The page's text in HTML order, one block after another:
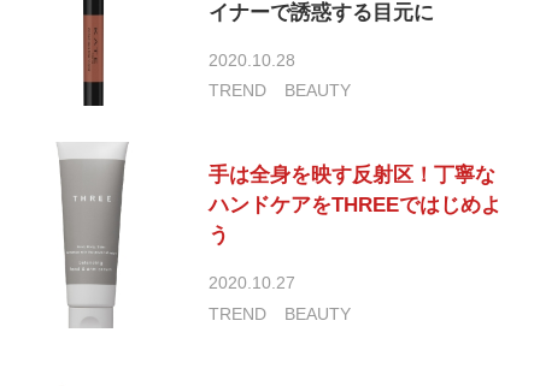
イナーで誘惑する目元に
2020.10.28
TREND
BEAUTY
手は全身を映す反射区！丁寧な
ハンドケアをTHREEではじめよ
う
2020.10.27
TREND
BEAUTY